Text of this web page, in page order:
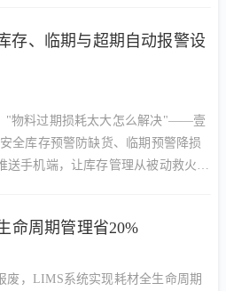
存、临期与超期自动报警设
"物料过期损耗太大怎么解决"——壹
全库存预警防缺货、临期预警降损
送手机端，让库存管理从被动救火转
命周期管理省20%
废，LIMS系统实现耗材全生命周期